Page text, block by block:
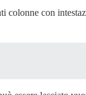
colonne con